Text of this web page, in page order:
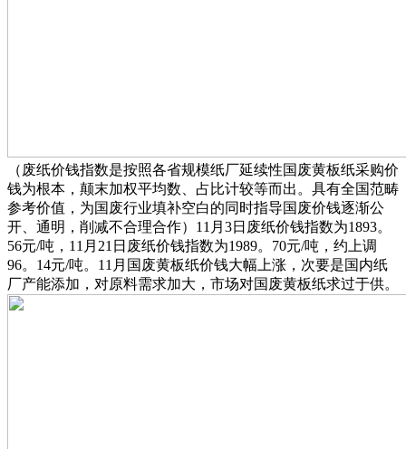
（废纸价钱指数是按照各省规模纸厂延续性国废黄板纸采购价
钱为根本，颠末加权平均数、占比计较等而出。具有全国范畴
参考价值，为国废行业填补空白的同时指导国废价钱逐渐公
开、通明，削减不合理合作）11月3日废纸价钱指数为1893。
56元/吨，11月21日废纸价钱指数为1989。70元/吨，约上调
96。14元/吨。11月国废黄板纸价钱大幅上涨，次要是国内纸
厂产能添加，对原料需求加大，市场对国废黄板纸求过于供。